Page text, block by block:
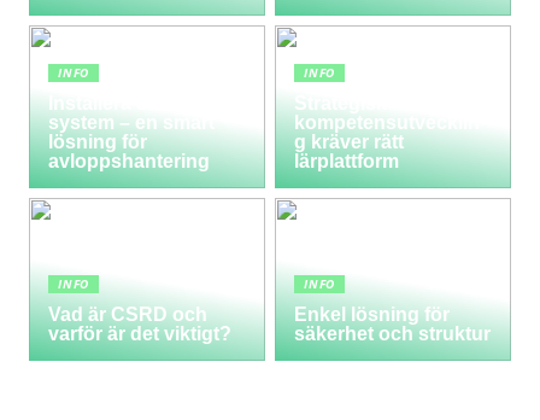
INFO
Installera ett LTA-
system – en smart
lösning för
avloppshantering
INFO
Strategisk
kompetensutvecklin
g kräver rätt
lärplattform
INFO
Vad är CSRD och
varför är det viktigt?
INFO
Enkel lösning för
säkerhet och struktur